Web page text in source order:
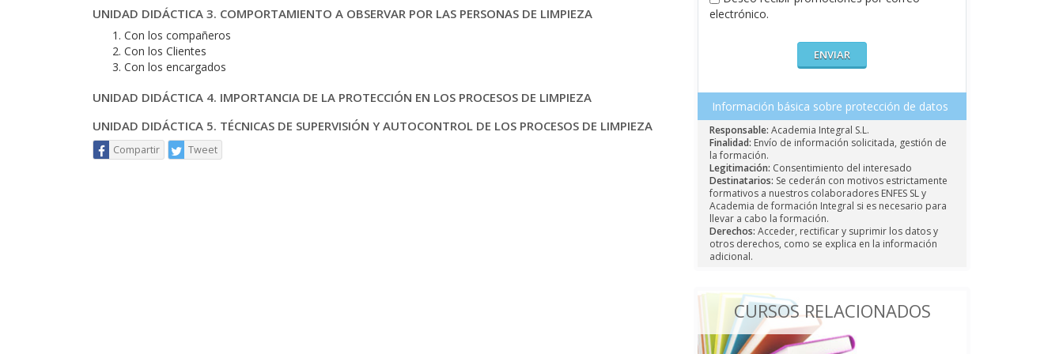
UNIDAD DIDÁCTICA 3. COMPORTAMIENTO A OBSERVAR POR LAS PERSONAS DE LIMPIEZA
Con los compañeros
Con los Clientes
Con los encargados
UNIDAD DIDÁCTICA 4. IMPORTANCIA DE LA PROTECCIÓN EN LOS PROCESOS DE LIMPIEZA
UNIDAD DIDÁCTICA 5. TÉCNICAS DE SUPERVISIÓN Y AUTOCONTROL DE LOS PROCESOS DE LIMPIEZA
Compartir Tweet
electrónico.
Información básica sobre protección de datos
Responsable: Academia Integral S.L.
Finalidad: Envío de información solicitada, gestión de
la formación.
Legitimación: Consentimiento del interesado
Destinatarios: Se cederán con motivos estrictamente
formativos a nuestros colaboradores ENFES SL y
Academia de formación Integral si es necesario para
llevar a cabo la formación.
Derechos: Acceder, rectificar y suprimir los datos y
otros derechos, como se explica en la información
adicional.
CURSOS RELACIONADOS